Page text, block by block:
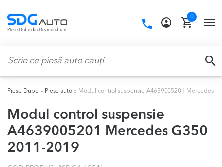
navigation
content
Piese Dube din Dezmembrări
Call
0
Piese Dube » Piese auto » Modul control suspensie A4639005201 Mercedes
Modul control suspensie
A4639005201 Mercedes G350
2011-2019